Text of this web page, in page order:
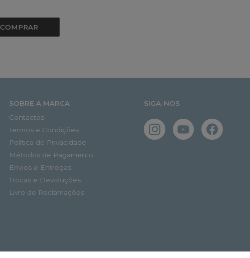
COMPRAR
SOBRE A MARCA
Contactos
Termos e Condições
Política de Privacidade
Métodos de Pagamento
Envios e Entregas
Trocas e Devoluções
Livro de Reclamações
SIGA-NOS